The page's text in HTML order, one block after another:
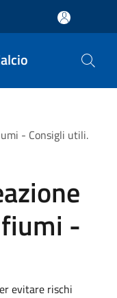
- Consigli utili.
-
evitare rischi